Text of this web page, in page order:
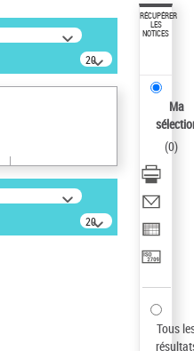
20
résultats/page
20
résultats/page
RÉCUPÉRER
LES
NOTICES
Ma
(0)
Tous